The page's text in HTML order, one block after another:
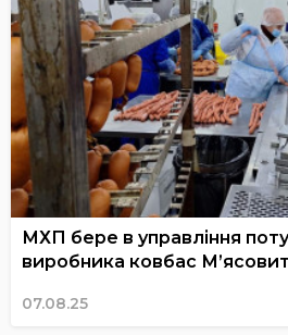
МХП бере в управління
виробника ковбас
07.08.25